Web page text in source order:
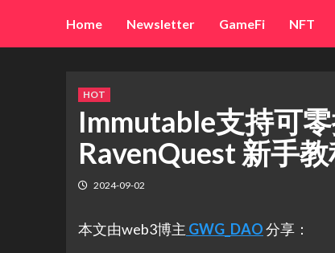
content
Home Newsletter GameFi NFT
HOT
Immutable支持可
RavenQuest 新手
2024-09-02
本文由web3博主 GWG_DAO分享：